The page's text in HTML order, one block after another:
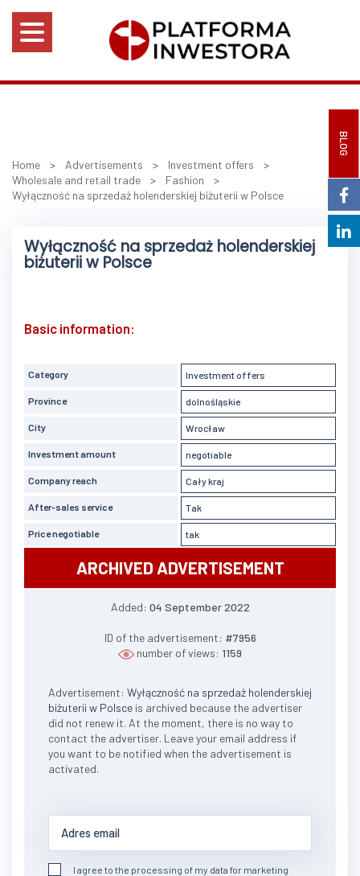
BLOG
Home > Advertisements > Investment offers >
Wholesale and retail trade > Fashion >
Wyłączność na sprzedaż holenderskiej biżuterii w Polsce
Wyłączność na sprzedaż holenderskiej
biżuterii w Polsce
Basic information:
Category Investment offers
Province dolnośląskie
City Wrocław
Investment amount negotiable
Company reach Cały kraj
After-sales service Tak
Price negotiable tak
ARCHIVED ADVERTISEMENT
Added: 04 September 2022
ID of the advertisement: #7956
number of views: 1159
Advertisement: Wyłączność na sprzedaż holenderskiej
biżuterii w Polsce is archived because the advertiser
did not renew it. At the moment, there is no way to
contact the advertiser. Leave your email address if
you want to be notified when the advertisement is
activated.
I agree to the processing of my data for marketing